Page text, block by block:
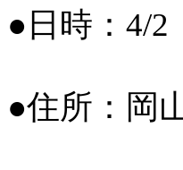
●日時：4/2
●住所：岡